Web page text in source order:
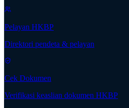
Pelayan HKBP
Direktori pendeta & pelayan
Cek Dokumen
Verifikasi keaslian dokumen HKBP